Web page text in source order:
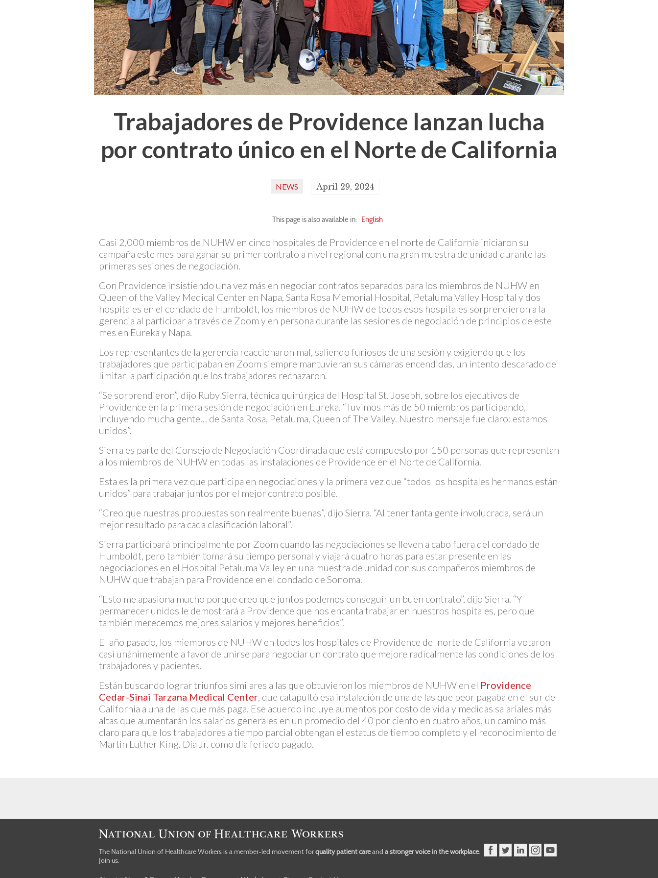
Trabajadores de Providence lanzan lucha
por contrato único en el Norte de California
NEWS April 29, 2024
This page is also available in: English
Casi 2,000 miembros de NUHW en cinco hospitales de Providence en el norte de California iniciaron su
campaña este mes para ganar su primer contrato a nivel regional con una gran muestra de unidad durante las
primeras sesiones de negociación.
Con Providence insistiendo una vez más en negociar contratos separados para los miembros de NUHW en
Queen of the Valley Medical Center en Napa, Santa Rosa Memorial Hospital, Petaluma Valley Hospital y dos
hospitales en el condado de Humboldt, los miembros de NUHW de todos esos hospitales sorprendieron a la
gerencia al participar a través de Zoom y en persona durante las sesiones de negociación de principios de este
mes en Eureka y Napa.
Los representantes de la gerencia reaccionaron mal, saliendo furiosos de una sesión y exigiendo que los
trabajadores que participaban en Zoom siempre mantuvieran sus cámaras encendidas, un intento descarado de
limitar la participación que los trabajadores rechazaron.
“Se sorprendieron”, dijo Ruby Sierra, técnica quirúrgica del Hospital St. Joseph, sobre los ejecutivos de
Providence en la primera sesión de negociación en Eureka. “Tuvimos más de 50 miembros participando,
incluyendo mucha gente… de Santa Rosa, Petaluma, Queen of The Valley. Nuestro mensaje fue claro: estamos
unidos”.
Sierra es parte del Consejo de Negociación Coordinada que está compuesto por 150 personas que representan
a los miembros de NUHW en todas las instalaciones de Providence en el Norte de California.
Esta es la primera vez que participa en negociaciones y la primera vez que “todos los hospitales hermanos están
unidos” para trabajar juntos por el mejor contrato posible.
“Creo que nuestras propuestas son realmente buenas”, dijo Sierra. “Al tener tanta gente involucrada, será un
mejor resultado para cada clasificación laboral”.
Sierra participará principalmente por Zoom cuando las negociaciones se lleven a cabo fuera del condado de
Humboldt, pero también tomará su tiempo personal y viajará cuatro horas para estar presente en las
negociaciones en el Hospital Petaluma Valley en una muestra de unidad con sus compañeros miembros de
NUHW que trabajan para Providence en el condado de Sonoma.
“Esto me apasiona mucho porque creo que juntos podemos conseguir un buen contrato”, dijo Sierra. “Y
permanecer unidos le demostrará a Providence que nos encanta trabajar en nuestros hospitales, pero que
también merecemos mejores salarios y mejores beneficios”.
El año pasado, los miembros de NUHW en todos los hospitales de Providence del norte de California votaron
casi unánimemente a favor de unirse para negociar un contrato que mejore radicalmente las condiciones de los
trabajadores y pacientes.
Están buscando lograr triunfos similares a las que obtuvieron los miembros de NUHW en el Providence
Cedar-Sinai Tarzana Medical Center, que catapultó esa instalación de una de las que peor pagaba en el sur de
California a una de las que más paga. Ese acuerdo incluye aumentos por costo de vida y medidas salariales más
altas que aumentarán los salarios generales en un promedio del 40 por ciento en cuatro años, un camino más
claro para que los trabajadores a tiempo parcial obtengan el estatus de tiempo completo y el reconocimiento de
Martin Luther King. Día Jr. como día feriado pagado.
The National Union of Healthcare Workers is a member-led movement forquality patient careand a stronger voice in the workplace.
Join us.